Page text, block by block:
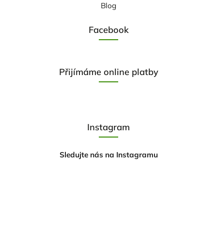
Blog
Facebook
Přijímáme online platby
Instagram
Sledujte nás na Instagramu